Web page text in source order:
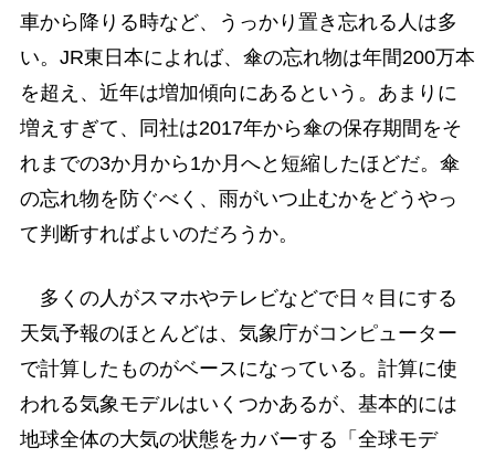
車から降りる時など、うっかり置き忘れる人は多
い。JR東日本によれば、傘の忘れ物は年間200万本
を超え、近年は増加傾向にあるという。あまりに
増えすぎて、同社は2017年から傘の保存期間をそ
れまでの3か月から1か月へと短縮したほどだ。傘
の忘れ物を防ぐべく、雨がいつ止むかをどうやっ
て判断すればよいのだろうか。
多くの人がスマホやテレビなどで日々目にする
天気予報のほとんどは、気象庁がコンピューター
で計算したものがベースになっている。計算に使
われる気象モデルはいくつかあるが、基本的には
地球全体の大気の状態をカバーする「全球モデ